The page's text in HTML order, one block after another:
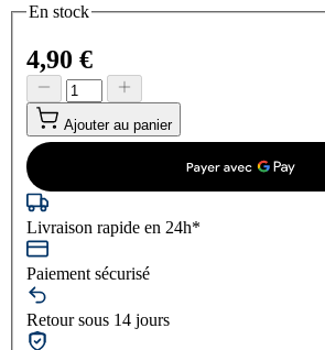
En stock
4,90 €
Ajouter au panier
Livraison rapide en 24h*
Paiement sécurisé
Retour sous 14 jours